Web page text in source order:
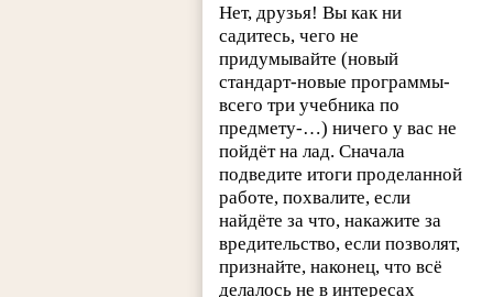
Нет, друзья! Вы как ни
садитесь, чего не
придумывайте (новый
стандарт-новые программы-
всего три учебника по
предмету-…) ничего у вас не
пойдёт на лад. Сначала
подведите итоги проделанной
работе, похвалите, если
найдёте за что, накажите за
вредительство, если позволят,
признайте, наконец, что всё
делалось не в интересах